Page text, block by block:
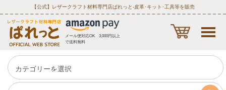
【公式】レザークラフト材料専門店ぱれっと‐皮革･キット･工具等を販売
メール便対応OK 3,000円以上
で送料無料